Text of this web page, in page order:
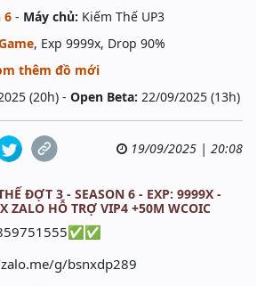
6 - Máy chủ: Kiếm Thế UP3
, Exp 9999x, Drop 90%
thêm đồ mới
(20h) - Open Beta: 22/09/2025 (13h)
19/09/2025 | 20:08
ĐỢT 3 - SEASON 6 - EXP: 9999X -
ZALO HỖ TRỢ VIP4 +50M WCOIC
g/bsnxdp289